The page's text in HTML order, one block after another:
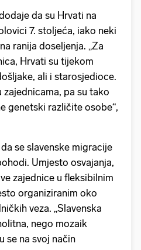
da su Hrvati na
7. stoljeća, iako neki
ranija doseljenja. „Za
Hrvati su tijekom
ali i starosjedioce.
pa su tako
genetski različite osobe“,
se slavenske migracije
Umjesto osvajanja,
zajednice u fleksibilnim
organiziranim oko
veza. „Slavenska
nego mozaik
se na svoj način